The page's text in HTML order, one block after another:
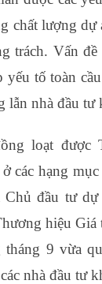
lượng dự
trách. Vấn
tố toàn
nhà đầu tư
loạt được
các hạng
đầu tư
hiệu
9 vừa
nhà đầu tư